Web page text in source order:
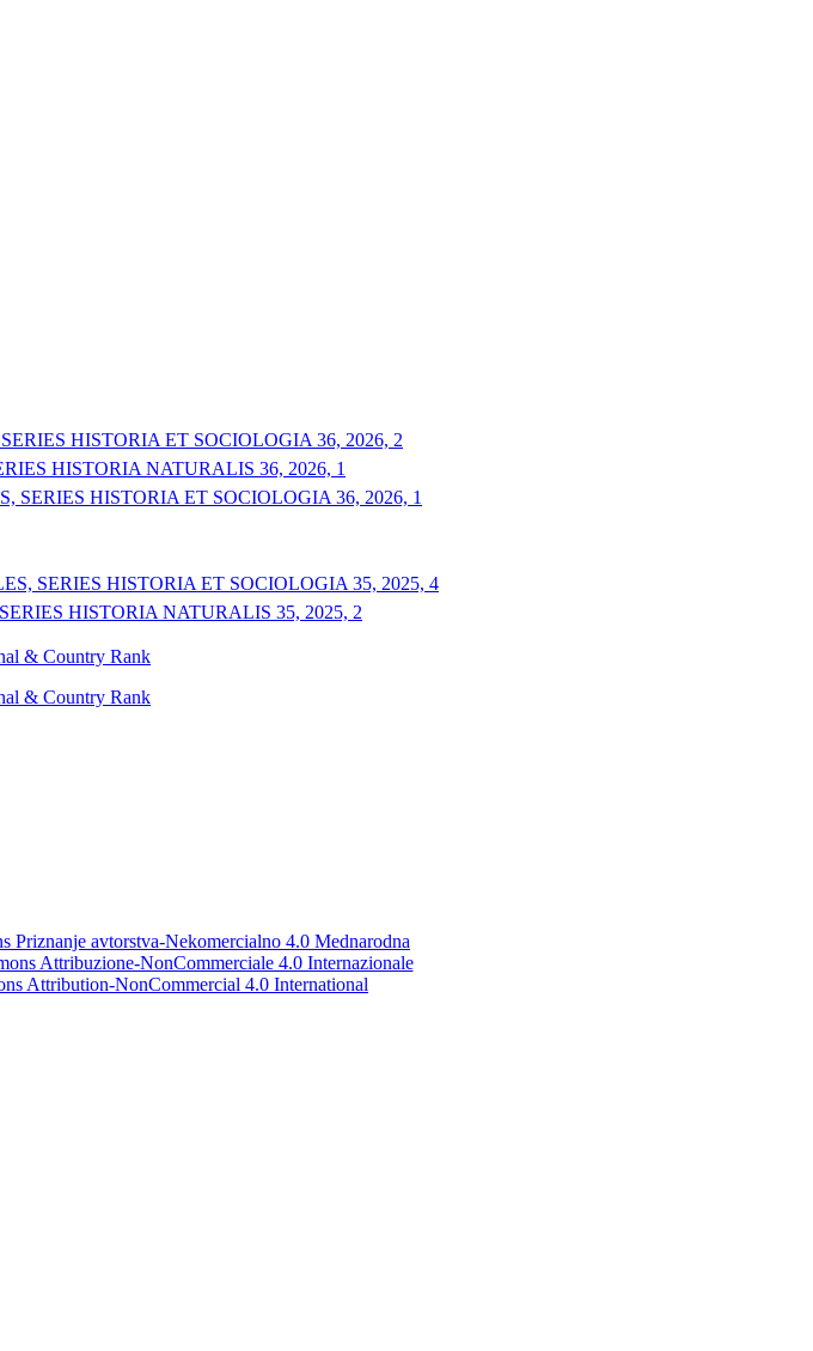
HISTORIA ET SOCIOLOGIA 36, 2026, 2
HISTORIA NATURALIS 36, 2026, 1
SERIES HISTORIA ET SOCIOLOGIA 36, 2026, 1
SERIES HISTORIA ET SOCIOLOGIA 35, 2025, 4
HISTORIA NATURALIS 35, 2025, 2
Priznanje avtorstva-Nekomercialno 4.0 Mednarodna
Attribuzione-NonCommerciale 4.0 Internazionale
Attribution-NonCommercial 4.0 International